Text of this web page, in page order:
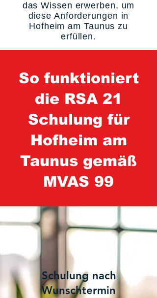
das Wissen erwerben, um
diese Anforderungen in
Hofheim am Taunus zu
erfüllen.
So funktioniert
die RSA 21
Schulung für
Hofheim am
Taunus gemäß
MVAS 99
Schulung nach
Wunschtermin